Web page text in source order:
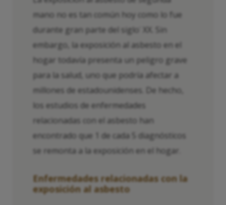
mano no es tan común hoy como lo fue
durante gran parte del siglo
XX. Sin
embargo, la exposición al asbesto en el
hogar todavía presenta un peligro grave
para la salud, uno que podría afectar a
millones de estadounidenses. De hecho,
los estudios de enfermedades
relacionadas con el asbesto han
encontrado que 1 de cada 5 diagnósticos
se remonta a la exposición en el hogar.
Enfermedades relacionadas con la
exposición al asbesto